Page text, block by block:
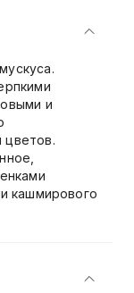
и
цветов.
кашмирового